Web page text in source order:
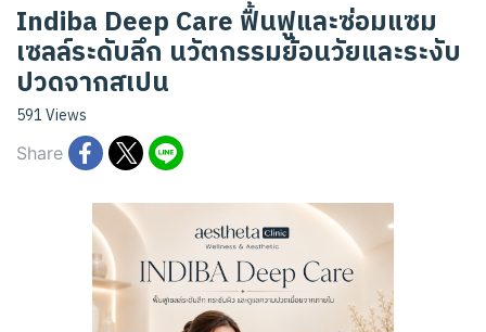
Indiba Deep Care ฟื้นฟูและซ่อมแซม
เซลล์ระดับลึก นวัตกรรมย้อนวัยและระงับ
ปวดจากสเปน
591 Views
Share